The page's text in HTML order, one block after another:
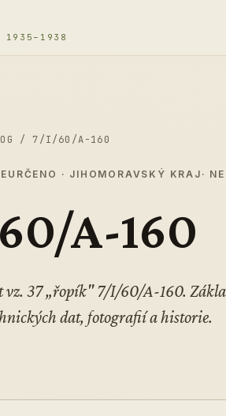
1935–1938
/ 7/I/60/A-160
· JIHOMORAVSKÝ KRAJ·
A-160
vz. 37 „řopík" 7/I/60/A-160.
dat, fotografií a historie.